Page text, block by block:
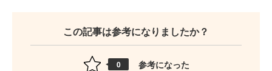
この記事は参考になりましたか？
0 参考になった